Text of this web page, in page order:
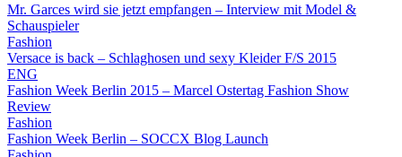
Mr. Garces wird sie jetzt empfangen – Interview mit Model &
Schauspieler
Fashion
Versace is back – Schlaghosen und sexy Kleider F/S 2015
ENG
Fashion Week Berlin 2015 – Marcel Ostertag Fashion Show
Review
Fashion
Fashion Week Berlin – SOCCX Blog Launch